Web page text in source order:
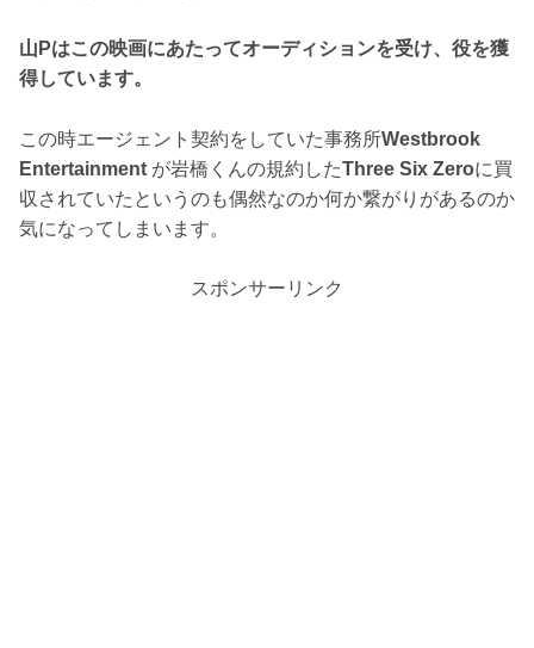
山Pはこの映画にあたってオーディションを受け、役を獲
得しています。
この時エージェント契約をしていた事務所Westbrook
Entertainment が岩橋くんの規約したThree Six Zeroに買
収されていたというのも偶然なのか何か繋がりがあるのか
気になってしまいます。
スポンサーリンク